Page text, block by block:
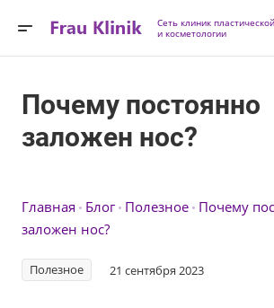
Сеть клиник
и косметологии
Почему постоянно
заложен нос?
Главная Блог Полезное Почему
заложен нос?
Полезное 21 сентября 2023